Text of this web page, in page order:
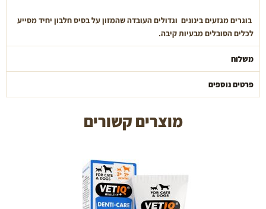
בוגרים מגזעים בינונים וגדולים העובדה שהמזון על בסיס חלבון יחיד מסייע
לכלים הסובלים מבעיות קיבה.
משלוח
פרטים נוספים
מוצרים קשורים